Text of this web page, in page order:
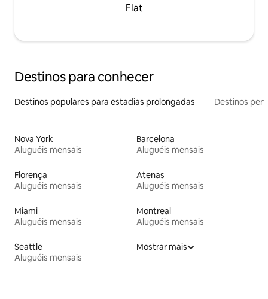
Flat
Destinos para conhecer
Destinos populares para estadias prolongadas Destinos
Nova York
Aluguéis mensais
Barcelona
Aluguéis mensais
Florença
Aluguéis mensais
Atenas
Aluguéis mensais
Miami
Aluguéis mensais
Montreal
Aluguéis mensais
Seattle
Aluguéis mensais
Mostrar mais